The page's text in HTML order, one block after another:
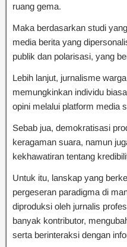
ruang gema.
Maka berdasarkan studi
media berita yang
publik dan polarisasi, yang
Lebih lanjut, jurnalisme
memungkinkan individu
opini melalui platform media
Sebab jua, demokratisasi
keragaman suara, namun
kekhawatiran tentang
Untuk itu, lanskap yang
pergeseran paradigma di
diproduksi oleh jurnalis
banyak kontributor,
serta berinteraksi dengan